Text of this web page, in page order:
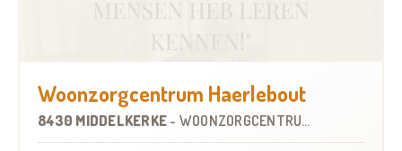
Woonzorgcentrum Haerlebout
8430 MIDDELKERKE - WOONZORGCENTRUM (WZC)